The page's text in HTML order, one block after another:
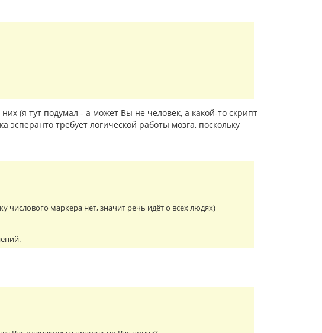
(я тут подумал - а может Вы не человек, а какой-то скрипт
требует логической работы мозга, поскольку
маркера нет, значит речь идёт о всех людях)